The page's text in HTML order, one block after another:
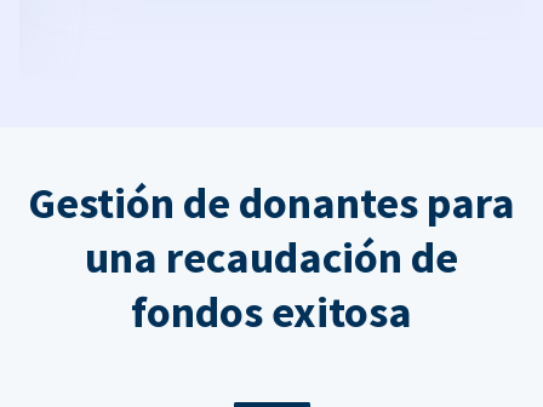
Gestión de donantes para
una recaudación de
fondos exitosa